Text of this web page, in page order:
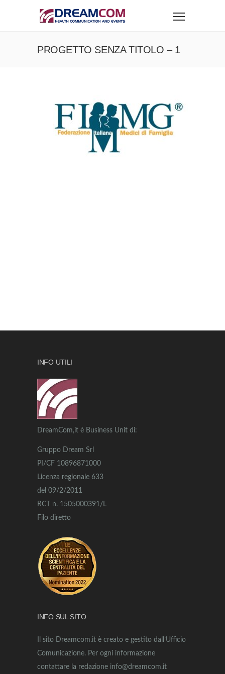
PROGETTO SENZA TITOLO – 1
INFO UTILI
DreamCom,it è Business Unit di:
Gruppo Dream Srl
PI/CF 10896871000
Licenza regionale 633
del 09/2/2011
RCT n. 1505000391/L
Filo diretto
INFO SUL SITO
Il sito Dreamcom.it è creato e gestito dall’Ufficio
Comunicazione. Per ogni informazione
contattare la redazione info@dreamcom.it